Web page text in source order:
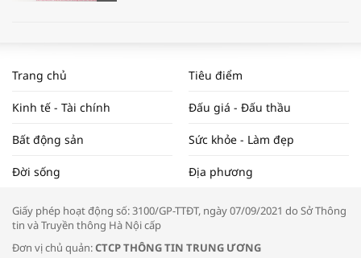
NAM NĂM 2024 VÀ NĂM 2025 | NHỊP
ĐẬP THỊ TRƯỜNG #62
Tọa đàm “Xúc tiến thương mại: Khơi
Trang chủ Tiêu điểm
Kinh tế - Tài chính Đấu giá - Đấu thầu
Bất động sản Sức khỏe - Làm đẹp
Đời sống Địa phương
Giấy phép hoạt động số: 3100/GP-TTĐT, ngày 07/09/2021 do Sở Thông
tin và Truyền thông Hà Nội cấp
Đơn vị chủ quản:CTCP THÔNG TIN TRUNG ƯƠNG